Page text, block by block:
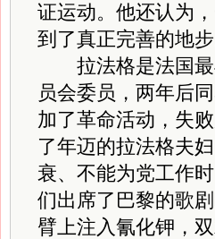
证运动。他还认为
到了真正完善的地步
拉法格是法国最
员会委员，两年后
加了革命活动，失
了年迈的拉法格夫
衰、不能为党工作
们出席了巴黎的歌
臂上注入氰化钾，